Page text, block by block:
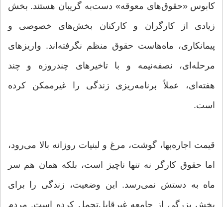
کابوس «حقوق‌های معوقه» دست‌به گریبان هستند. بخش
زیادی از کارگران و کارکنان بخش‌های خصوصی و
پیمانکاری، ماه‌هاست حقوق منظم نگرفته‌اند. واریز‌های
مرحله‌ای، نصفه‌نیمه و با تاخیر‌های چندروزه و چند
هفته‌ای، عملاً برنامه‌ریزی زندگی را غیرممکن کرده
است.
قیمت اجاره‌بها، گوشت، مرغ و لبنیات روزانه بالا می‌رود،
اما حقوق کارگر نه تنها ناچیز است، بلکه همان هم سر
ماه به دستش نمی‌رسد. این وضعیت، زندگی را برای
بخش بزرگی از جامعه غیرقابل‌تحمل کرده است. مردم